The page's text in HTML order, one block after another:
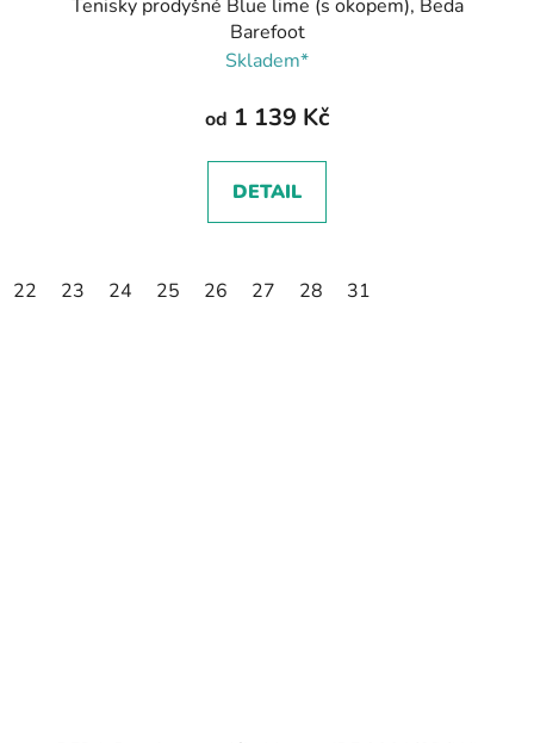
Tenisky prodyšné Blue lime (s okopem), Beda
Barefoot
Skladem*
od 1 139 Kč
DETAIL
22 23 24 25 26 27 28 31